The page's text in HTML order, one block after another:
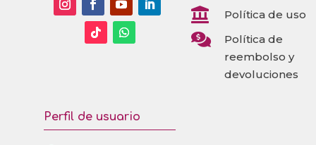
 Política de uso

Política de
reembolso y
devoluciones
Perfil de usuario